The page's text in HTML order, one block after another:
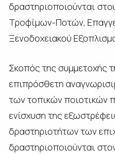
δραστηριοποιούνται
Τροφίμων-Ποτών,
Ξενοδοχειακού
Σκοπός της συμμετοχής
επιπρόσθετη
των τοπικών ποιοτικών
ενίσχυση της
δραστηριοτήτων των
δραστηριοποιούνται